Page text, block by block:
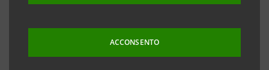
ACCONSENTO